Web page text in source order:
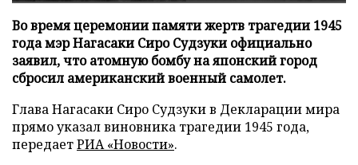
Во время церемонии памяти жертв трагедии 1945
года мэр Нагасаки Сиро Судзуки официально
заявил, что атомную бомбу на японский город
сбросил американский военный самолет.
Глава Нагасаки Сиро Судзуки в Декларации мира
прямо указал виновника трагедии 1945 года,
передаетРИА «Новости».